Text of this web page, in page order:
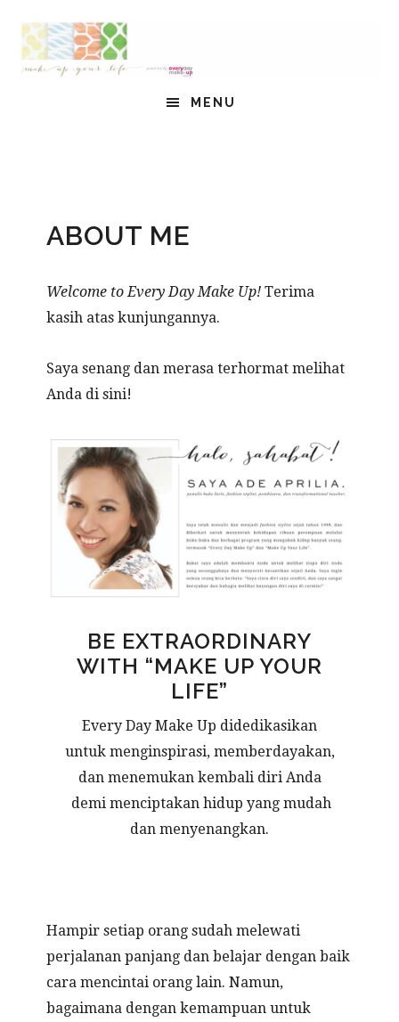
content
footer
MENU
ABOUT ME
Welcome to Every Day Make Up!Terima
kasih atas kunjungannya.
Saya senang dan merasa terhormat melihat
Anda di sini!
BE EXTRAORDINARY
WITH “MAKE UP YOUR
LIFE”
Every Day Make Up didedikasikan
untuk menginspirasi, memberdayakan,
dan menemukan kembali diri Anda
demi menciptakan hidup yang mudah
dan menyenangkan.
Hampir setiap orang sudah melewati
perjalanan panjang dan belajar dengan baik
cara mencintai orang lain. Namun,
bagaimana dengan kemampuan untuk